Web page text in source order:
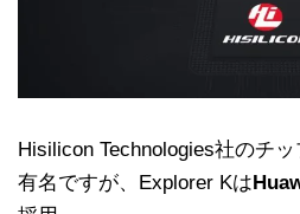
Hisilicon Technologies社のチ
有名ですが、Explorer Kは